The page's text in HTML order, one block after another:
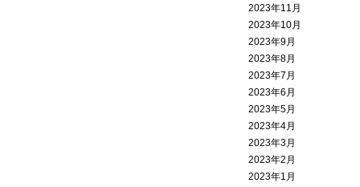
2023年11月
2023年10月
2023年9月
2023年8月
2023年7月
2023年6月
2023年5月
2023年4月
2023年3月
2023年2月
2023年1月